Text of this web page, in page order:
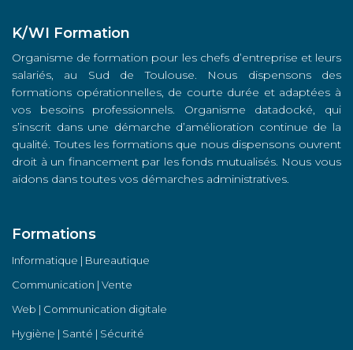
K/WI Formation
Organisme de formation pour les chefs d’entreprise et leurs
salariés, au Sud de Toulouse. Nous dispensons des
formations opérationnelles, de courte durée et adaptées à
vos besoins professionnels. Organisme datadocké, qui
s’inscrit dans une démarche d’amélioration continue de la
qualité. Toutes les formations que nous dispensons ouvrent
droit à un financement par les fonds mutualisés. Nous vous
aidons dans toutes vos démarches administratives.
Formations
Informatique | Bureautique
Communication | Vente
Web | Communication digitale
Hygiène | Santé | Sécurité